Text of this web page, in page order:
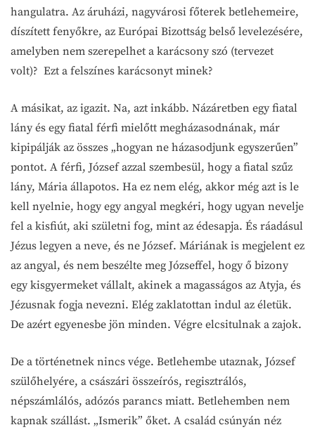
hangulatra. Az áruházi, nagyvárosi főterek betlehemeire,
díszített fenyőkre, az Európai Bizottság belső levelezésére,
amelyben nem szerepelhet a karácsony szó (tervezet
volt)? Ezt a felszínes karácsonyt minek?
A másikat, az igazit. Na, azt inkább. Názáretben egy fiatal
lány és egy fiatal férfi mielőtt megházasodnának, már
kipipálják az összes „hogyan ne házasodjunk egyszerűen”
pontot. A férfi, József azzal szembesül, hogy a fiatal szűz
lány, Mária állapotos. Ha ez nem elég, akkor még azt is le
kell nyelnie, hogy egy angyal megkéri, hogy ugyan nevelje
fel a kisfiút, aki születni fog, mint az édesapja. És ráadásul
Jézus legyen a neve, és ne József. Máriának is megjelent ez
az angyal, és nem beszélte meg Józseffel, hogy ő bizony
egy kisgyermeket vállalt, akinek a magasságos az Atyja, és
Jézusnak fogja nevezni. Elég zaklatottan indul az életük.
De azért egyenesbe jön minden. Végre elcsitulnak a zajok.
De a történetnek nincs vége. Betlehembe utaznak, József
szülőhelyére, a császári összeírós, regisztrálós,
népszámlálós, adózós parancs miatt. Betlehemben nem
kapnak szállást. „Ismerik” őket. A család csúnyán néz